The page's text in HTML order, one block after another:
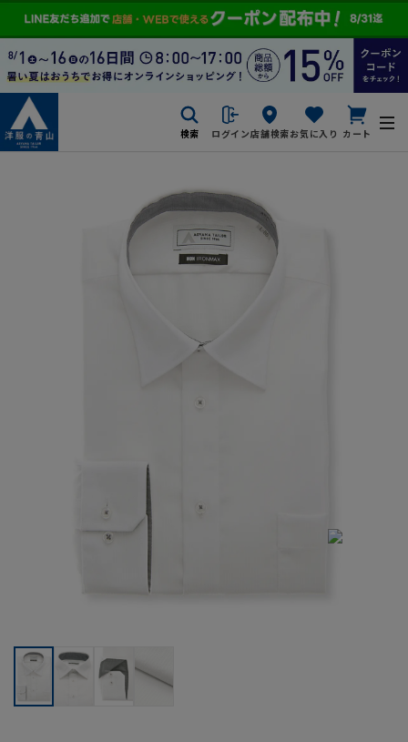
検索 ログイン店舗検索お気に入り カート